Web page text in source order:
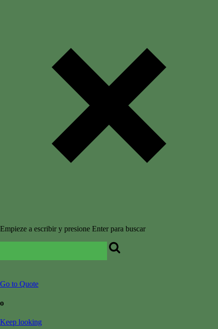
Empieze a escribir y presione Enter para buscar
Go to Quote
o
Keep looking